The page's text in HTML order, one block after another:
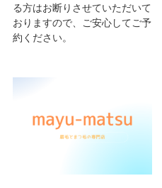
る方はお断りさせていただいて
おりますので、ご安心してご予
約ください。